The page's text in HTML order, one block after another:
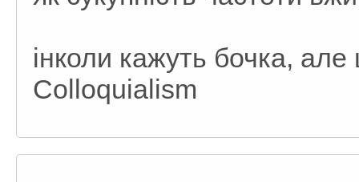
інколи кажуть бочка,
Colloquialism